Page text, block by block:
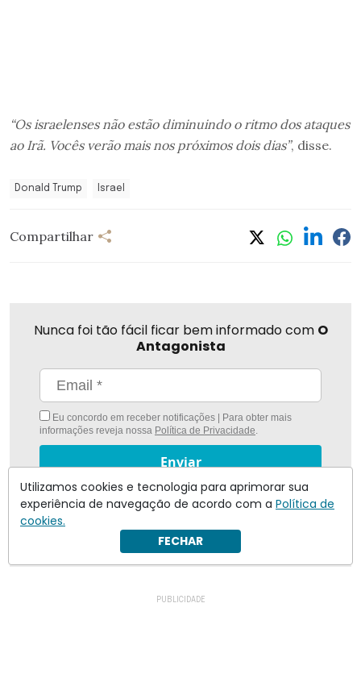
“Os israelenses não estão diminuindo o ritmo dos ataques
ao Irã. Vocês verão mais nos próximos dois dias”, disse.
Donald Trump Israel
Compartilhar
Nunca foi tão fácil ficar bem informado com O
Antagonista
Eu concordo em receber notificações | Para obter mais
informações reveja nossa Política de Privacidade.
Enviar
Inscreva-se
Utilizamos cookies e tecnologia para aprimorar sua
experiência de navegação de acordo com a Política de
cookies.
FECHAR